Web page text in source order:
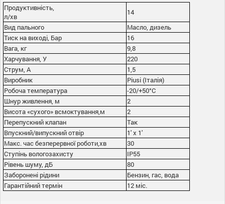
Продуктивність,
л/хв
14
Вид пального
Масло, дизель
Тиск на виході, Бар
16
Вага, кг
9,8
Харчування, У
220
Струм, А
1,5
Виробник
Piusi (Італія)
Робоча температура
-20/+50°С
Шнур живлення, м
2
Висота «сухого» всмоктування,м
2
Перепускний клапан
Так
Впускний/випускний отвір
1' x 1'
Макс. час безперервної роботи,хв
30
Ступінь вологозахисту
IP55
Рівень шуму, дБ
80
Заборонені рідини
Бензин, гас, вода
Гарантійний термін
12 міс.